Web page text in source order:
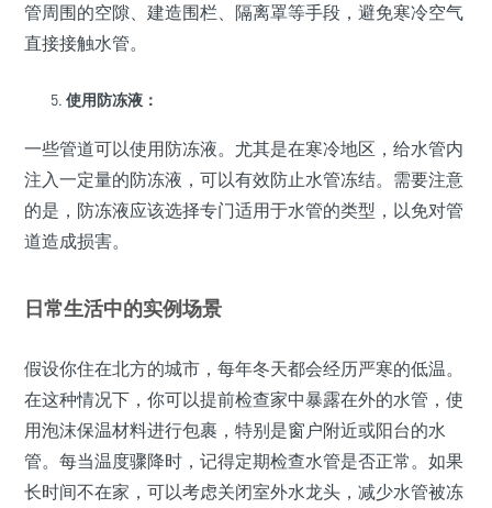
管周围的空隙、建造围栏、隔离罩等手段，避免寒冷空气
直接接触水管。
使用防冻液：
一些管道可以使用防冻液。尤其是在寒冷地区，给水管内
注入一定量的防冻液，可以有效防止水管冻结。需要注意
的是，防冻液应该选择专门适用于水管的类型，以免对管
道造成损害。
日常生活中的实例场景
假设你住在北方的城市，每年冬天都会经历严寒的低温。
在这种情况下，你可以提前检查家中暴露在外的水管，使
用泡沫保温材料进行包裹，特别是窗户附近或阳台的水
管。每当温度骤降时，记得定期检查水管是否正常。如果
长时间不在家，可以考虑关闭室外水龙头，减少水管被冻